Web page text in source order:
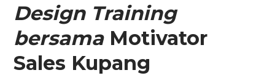
Design Training
bersama Motivator
Sales Kupang